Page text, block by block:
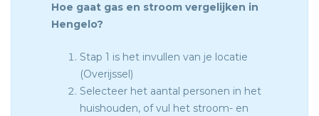
Hoe gaat gas en stroom vergelijken in
Hengelo?
Stap 1 is het invullen van je locatie
(Overijssel)
Selecteer het aantal personen in het
huishouden, of vul het stroom- en